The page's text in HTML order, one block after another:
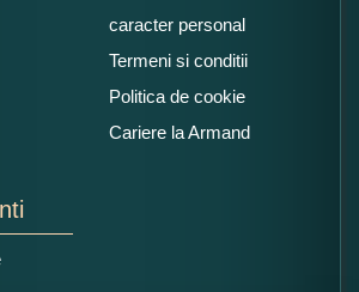
caracter personal
Termeni si conditii
Politica de cookie
Cariere la Armand